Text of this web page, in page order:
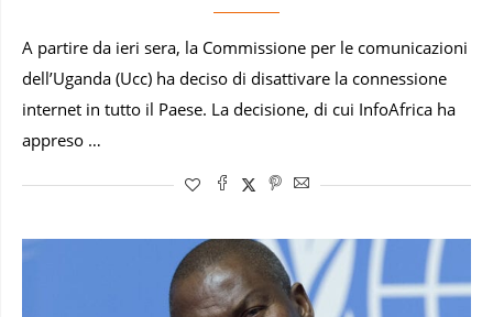
A partire da ieri sera, la Commissione per le comunicazioni
dell’Uganda (Ucc) ha deciso di disattivare la connessione
internet in tutto il Paese. La decisione, di cui InfoAfrica ha
appreso …